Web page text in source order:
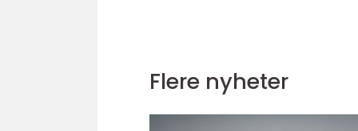
Flere nyheter